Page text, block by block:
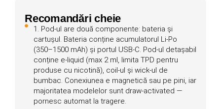
Recomandări cheie
1. Pod-ul are două componente: bateria și
cartușul. Bateria conține acumulatorul Li-Po
(350–1500 mAh) și portul USB-C. Pod-ul detașabil
conține e-liquid (max 2 ml, limita TPD pentru
produse cu nicotină), coil-ul și wick-ul de
bumbac. Conexiunea e magnetică sau pe pini, iar
majoritatea modelelor sunt draw-activated —
pornesc automat la tragere.